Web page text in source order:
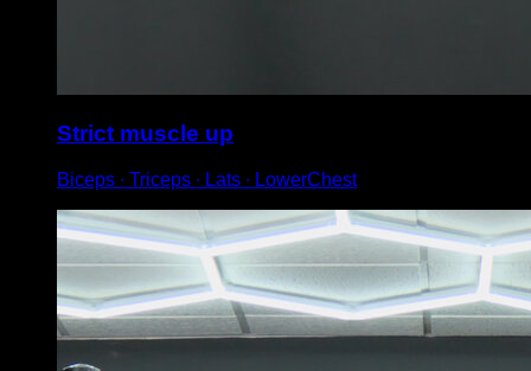
Strict muscle up
Biceps ∙ Triceps ∙ Lats ∙ LowerChest